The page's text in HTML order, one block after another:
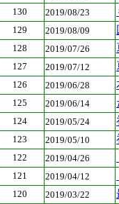
130 2019/08/23
129 2019/08/09
128 2019/07/26
127 2019/07/12
126 2019/06/28
125 2019/06/14
124 2019/05/24
123 2019/05/10
122 2019/04/26
121 2019/04/12
120 2019/03/22